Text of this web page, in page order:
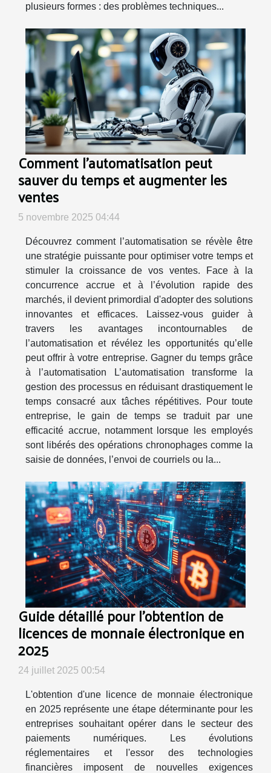
plusieurs formes : des problèmes techniques...
Comment l'automatisation peut
sauver du temps et augmenter les
ventes
5 novembre 2025 04:44
Découvrez comment l’automatisation se révèle être
une stratégie puissante pour optimiser votre temps et
stimuler la croissance de vos ventes. Face à la
concurrence accrue et à l’évolution rapide des
marchés, il devient primordial d'adopter des solutions
innovantes et efficaces. Laissez-vous guider à
travers les avantages incontournables de
l’automatisation et révélez les opportunités qu’elle
peut offrir à votre entreprise. Gagner du temps grâce
à l’automatisation L’automatisation transforme la
gestion des processus en réduisant drastiquement le
temps consacré aux tâches répétitives. Pour toute
entreprise, le gain de temps se traduit par une
efficacité accrue, notamment lorsque les employés
sont libérés des opérations chronophages comme la
saisie de données, l’envoi de courriels ou la...
Guide détaillé pour l'obtention de
licences de monnaie électronique en
2025
24 juillet 2025 00:54
L'obtention d'une licence de monnaie électronique
en 2025 représente une étape déterminante pour les
entreprises souhaitant opérer dans le secteur des
paiements numériques. Les évolutions
réglementaires et l'essor des technologies
financières imposent de nouvelles exigences